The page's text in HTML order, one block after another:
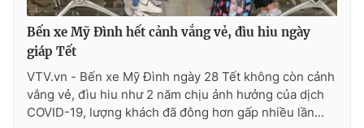
Ðiện thoại Thời báo VTV:024.66 897 897
Email:toasoan@vtv.vn
Liên hệ quảng cáo:
Bến xe Mỹ Đình hết cảnh vắng vẻ, đìu hiu ngày
giáp Tết
VTV.vn - Bến xe Mỹ Đình ngày 28 Tết không còn cảnh
vắng vẻ, đìu hiu như 2 năm chịu ảnh hưởng của dịch
COVID-19, lượng khách đã đông hơn gấp nhiều lần...